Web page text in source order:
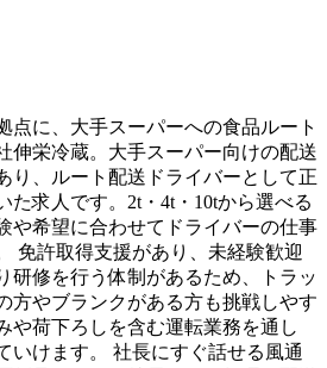
点に、大手スーパーへの食品ルート
伸栄冷蔵。大手スーパー向けの配送
り、ルート配送ドライバーとして正
た求人です。2t・4t・10tから選べる
や希望に合わせてドライバーの仕事
免許取得支援があり、未経験歓迎
研修を行う体制があるため、トラッ
方やブランクがある方も挑戦しやす
や荷下ろしを含む運転業務を通し
いけます。 社長にすぐ話せる風通